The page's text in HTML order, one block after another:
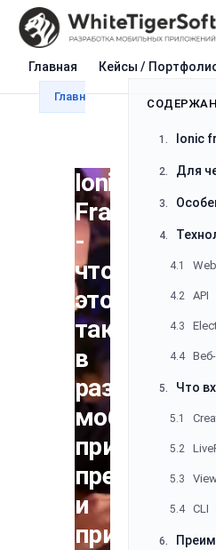
Главная Кейсы /
Главная Блог
Ionic
Framework
-
что
это
такое
в
разработке
мобильных
и
применение
1. Ionic
2. Для
3.
4.
4.1
4.2 API
4.3
4.4
5. Что
5.1
5.2
5.3
5.4 CLI
6.